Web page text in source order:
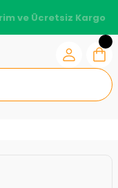
ve Ücretsiz Kargo